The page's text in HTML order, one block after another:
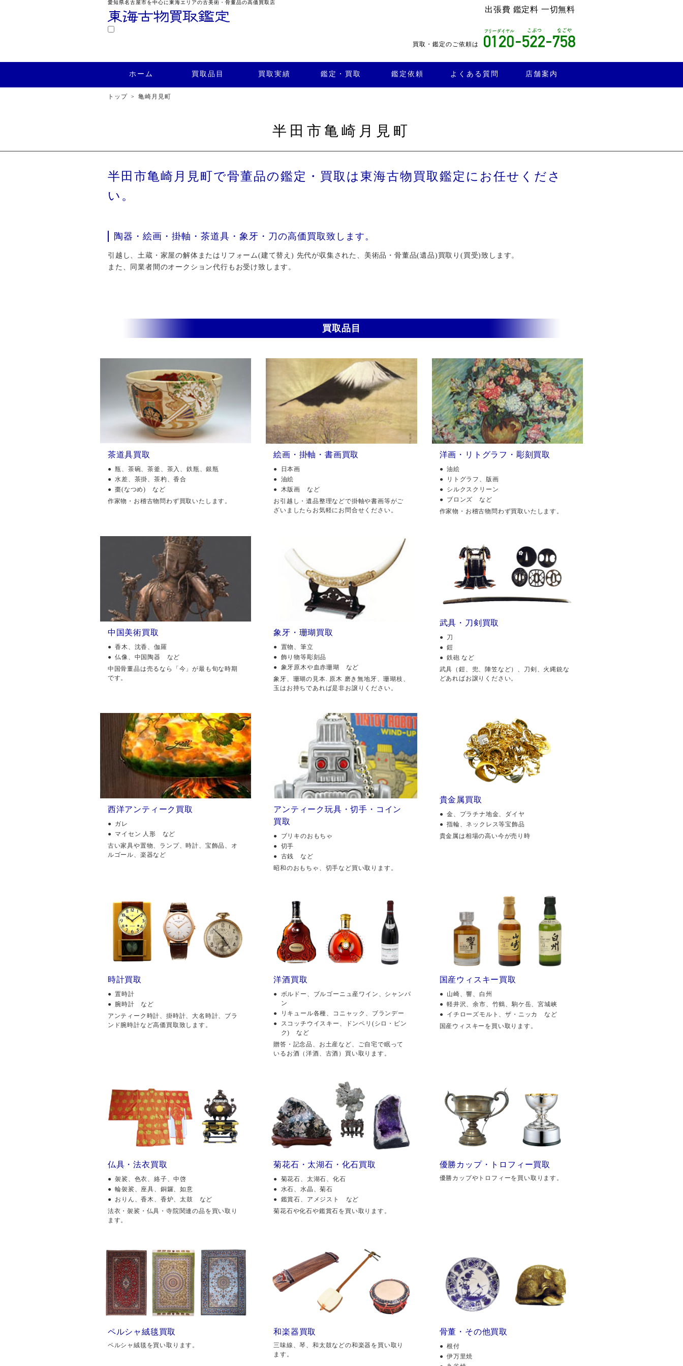
愛知県名古屋市を中心に東海エリアの古美術・骨董品の高価買取店
出張費 鑑定料 一切無料
買取・鑑定のご依頼は
ホーム 買取品目 買取実績 鑑定・買取 鑑定依頼 よくある質問 店舗案内
トップ 亀崎月見町
半田市亀崎月見町
半田市亀崎月見町で骨董品の鑑定・買取は東海古物買取鑑定にお任せくださ
い。
陶器・絵画・掛軸・茶道具・象牙・刀の高価買取致します。
引越し、土蔵・家屋の解体またはリフォーム(建て替え) 先代が収集された、美術品・骨董品(遺品)買取り(買受)致します。
また、同業者間のオークション代行もお受け致します。
買取品目
茶道具買取
瓶、茶碗、茶釜、茶入、鉄瓶、銀瓶
水差、茶掛、茶杓、香合
棗(なつめ) など
作家物・お稽古物問わず買取いたします。
絵画・掛軸・書画買取
日本画
油絵
木版画 など
お引越し・遺品整理などで掛軸や書画等がご
ざいましたらお気軽にお問合せください。
洋画・リトグラフ・彫刻買取
油絵
リトグラフ、版画
シルクスクリーン
ブロンズ など
作家物・お稽古物問わず買取いたします。
中国美術買取
香木、沈香、伽羅
仏像、中国陶器 など
中国骨董品は売るなら「今」が最も旬な時期
です。
象牙・珊瑚買取
置物、筆立
飾り物等彫刻品
象牙原木や血赤珊瑚 など
象牙、珊瑚の見本. 原木 磨き無地牙、珊瑚枝、
玉はお持ちであれば是非お譲りください。
武具・刀剣買取
刀
鎧
鉄砲 など
武具（鎧、兜、陣笠など）、刀剣、火縄銃な
どあればお譲りください。
西洋アンティーク買取
ガレ
マイセン 人形 など
古い家具や置物、ランプ、時計、宝飾品、オ
ルゴール、楽器など
アンティーク玩具・切手・コイン
買取
ブリキのおもちゃ
切手
古銭 など
昭和のおもちゃ、切手など買い取ります。
貴金属買取
金、プラチナ地金、ダイヤ
指輪、ネックレス等宝飾品
貴金属は相場の高い今が売り時
時計買取
置時計
腕時計 など
アンティーク時計、掛時計、大名時計、ブラ
ンド腕時計など高価買取致します。
洋酒買取
ボルドー、ブルゴーニュ産ワイン、シャンパ
ン
リキュール各種、コニャック、ブランデー
スコッチウイスキー、ドンペリ(シロ・ピン
ク) など
贈答・記念品、お土産など、ご自宅で眠って
いるお酒（洋酒、古酒）買い取ります。
国産ウィスキー買取
山崎、響、白州
軽井沢、余市、竹鶴、駒ケ岳、宮城峡
イチローズモルト、ザ・ニッカ など
国産ウィスキーを買い取ります。
仏具・法衣買取
袈裟、色衣、絡子、中啓
輪袈裟、座具、銅鑼、如意
おりん、香木、香炉、太鼓 など
法衣・袈裟・仏具・寺院関連の品を買い取り
ます。
菊花石・太湖石・化石買取
菊花石、太湖石、化石
水石、水晶、菊石
鑑賞石、アメジスト など
菊花石や化石や鑑賞石を買い取ります。
優勝カップ・トロフィー買取
優勝カップやトロフィーを買い取ります。
ペルシャ絨毯買取
ペルシャ絨毯を買い取ります。
和楽器買取
三味線、琴、和太鼓などの和楽器を買い取り
ます。
骨董・その他買取
根付
伊万里焼